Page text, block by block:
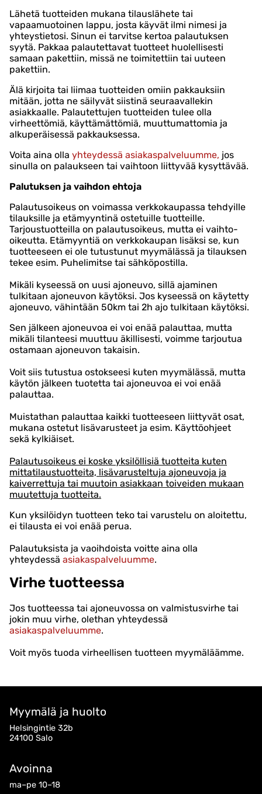
Lähetä tuotteiden mukana tilauslähete tai
vapaamuotoinen lappu, josta käyvät ilmi nimesi ja
yhteystietosi. Sinun ei tarvitse kertoa palautuksen
syytä. Pakkaa palautettavat tuotteet huolellisesti
samaan pakettiin, missä ne toimitettiin tai uuteen
pakettiin.
Älä kirjoita tai liimaa tuotteiden omiin pakkauksiin
mitään, jotta ne säilyvät siistinä seuraavallekin
asiakkaalle. Palautettujen tuotteiden tulee olla
virheettömiä, käyttämättömiä, muuttumattomia ja
alkuperäisessä pakkauksessa.
Voita aina olla yhteydessä asiakaspalveluumme, jos
sinulla on palaukseen tai vaihtoon liittyvää kysyttävää.
Palutuksen ja vaihdon ehtoja
Palautusoikeus on voimassa verkkokaupassa tehdyille
tilauksille ja etämyyntinä ostetuille tuotteille.
Tarjoustuotteilla on palautusoikeus, mutta ei vaihto-
oikeutta. Etämyyntiä on verkkokaupan lisäksi se, kun
tuotteeseen ei ole tutustunut myymälässä ja tilauksen
tekee esim. Puhelimitse tai sähköpostilla.
Mikäli kyseessä on uusi ajoneuvo, sillä ajaminen
tulkitaan ajoneuvon käytöksi. Jos kyseessä on käytetty
ajoneuvo, vähintään 50km tai 2h ajo tulkitaan käytöksi.
Sen jälkeen ajoneuvoa ei voi enää palauttaa, mutta
mikäli tilanteesi muuttuu äkillisesti, voimme tarjoutua
ostamaan ajoneuvon takaisin.
Voit siis tutustua ostokseesi kuten myymälässä, mutta
käytön jälkeen tuotetta tai ajoneuvoa ei voi enää
palauttaa.
Muistathan palauttaa kaikki tuotteeseen liittyvät osat,
mukana ostetut lisävarusteet ja esim. Käyttöohjeet
sekä kylkiäiset.
Palautusoikeus ei koske yksilöllisiä tuotteita kuten
mittatilaustuotteita, lisävarusteltuja ajoneuvoja ja
kaiverrettuja tai muutoin asiakkaan toiveiden mukaan
muutettuja tuotteita.
Kun yksilöidyn tuotteen teko tai varustelu on aloitettu,
ei tilausta ei voi enää perua.
Palautuksista ja vaoihdoista voitte aina olla
yhteydessä asiakaspalveluumme.
Virhe tuotteessa
Jos tuotteessa tai ajoneuvossa on valmistusvirhe tai
jokin muu virhe, olethan yhteydessä
asiakaspalveluumme.
Voit myös tuoda virheellisen tuotteen myymäläämme.
Myymälä ja huolto
Helsingintie 32b
24100 Salo
Avoinna
ma–pe 10–18